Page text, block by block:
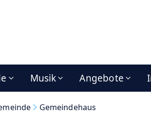
Musik Angebote
Gemeindehaus